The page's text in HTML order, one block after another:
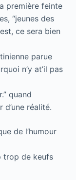
première feinte
“jeunes des
ce sera bien
parue
n’y at’il pas
quand
d’une réalité.
de l’humour
trop de keufs